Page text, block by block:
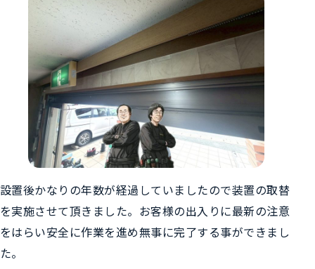
設置後かなりの年数が経過していましたので装置の取替
を実施させて頂きました。お客様の出入りに最新の注意
をはらい安全に作業を進め無事に完了する事ができまし
た。